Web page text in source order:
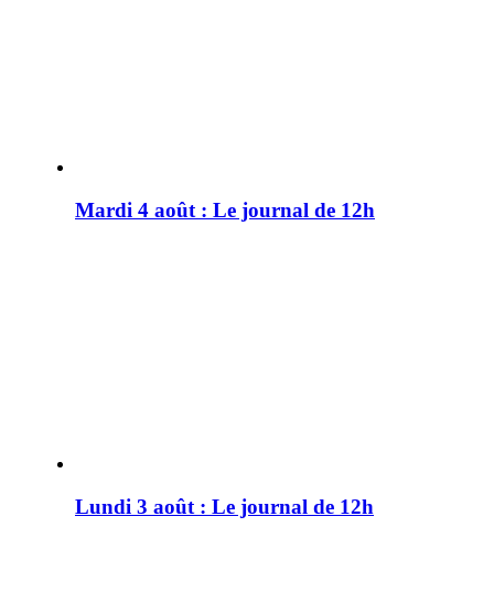
Mardi 4 août : Le journal de 12h
Lundi 3 août : Le journal de 12h